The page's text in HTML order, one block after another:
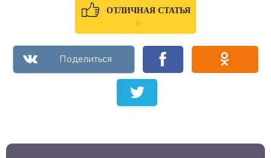
ОТЛИЧНАЯ СТАТЬЯ
0